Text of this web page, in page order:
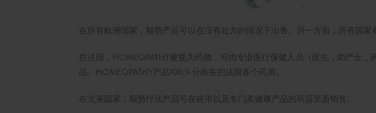
在所有欧洲国家，顺势产品可以在没有处方的情况下出售。另一方面，所有国
在法国，HOMEOPATHY被视为药物，可由专业医疗保健人员（医生，助产士
品。HOMEOPATHY产品100％分布在的法国各个药房。
在北美国家，顺势疗法产品可在超市以及专门卖健康产品的药店里面销售。